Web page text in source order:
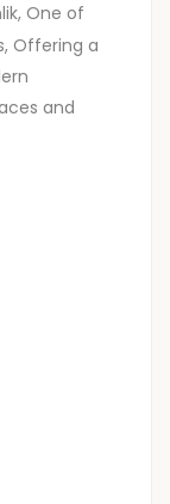
One of
Offering a
and